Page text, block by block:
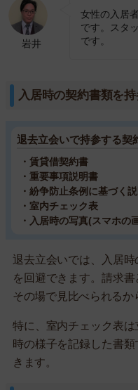
岩井
女性の入居
です。スタ
です。
入居時の契約書類を
退去立会いで持参する契
・賃貸借契約書
・重要事項説明書
・紛争防止条例に基づく
・室内チェック表
・入居時の写真(スマホの
退去立会いでは、入居
を回避できます。請求書
その場で見比べられるか
特に、室内チェック表
時の様子を記録した書
きます。